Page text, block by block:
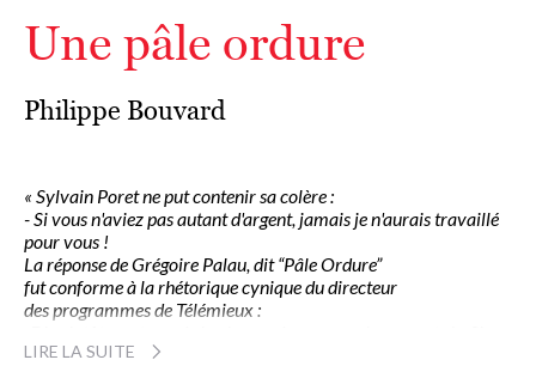
Une pâle ordure
Philippe Bouvard
« Sylvain Poret ne put contenir sa colère :
- Si vous n'aviez pas autant d'argent, jamais je n'aurais travaillé
pour vous !
La réponse de Grégoire Palau, dit “Pâle Ordure”
fut conforme à la rhétorique cynique du directeur
des programmes de Télémieux :
tu mangerais encore des sardines à l'huile dans ton F3 de
LIRE LA SUITE